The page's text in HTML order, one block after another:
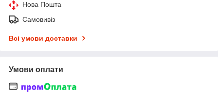
Нова Пошта
Самовивіз
Всі умови доставки
Умови оплати